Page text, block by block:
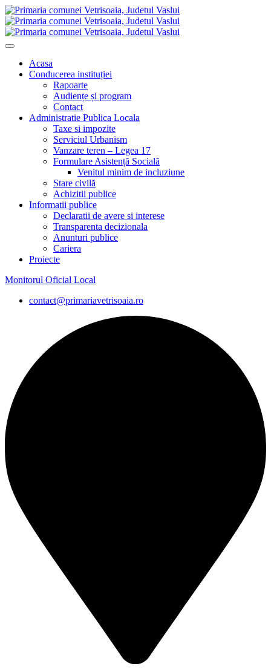
Acasa
Conducerea instituției
Rapoarte
Audiențe și program
Contact
Administratie Publica Locala
Taxe si impozite
Serviciul Urbanism
Vanzare teren – Legea 17
Formulare Asistență Socială
Venitul minim de incluziune
Stare civilă
Achizitii publice
Informatii publice
Declaratii de avere si interese
Transparenta decizionala
Anunturi publice
Cariera
Proiecte
Monitorul Oficial Local
contact@primariavetrisoaia.ro